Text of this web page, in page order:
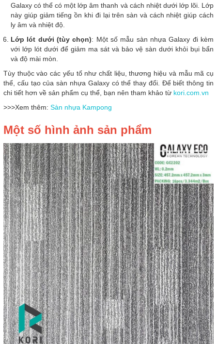
Galaxy có thể có một lớp âm thanh và cách nhiệt dưới lớp lõi. Lớp
này giúp giảm tiếng ồn khi đi lại trên sàn và cách nhiệt giúp cách
ly âm và nhiệt độ.
Lớp lót dưới (tùy chọn): Một số mẫu sàn nhựa Galaxy đi kèm
với lớp lót dưới để giảm ma sát và bảo vệ sàn dưới khỏi bụi bẩn
và độ mài mòn.
Tùy thuộc vào các yếu tố như chất liệu, thương hiệu và mẫu mã cụ
thể, cấu tạo của sàn nhựa Galaxy có thể thay đổi. Để biết thông tin
chi tiết hơn về sản phẩm cụ thể, bạn nên tham khảo từ kori.com.vn
>>>Xem thêm: Sàn nhựa Kampong
Một số hình ảnh sản phẩm